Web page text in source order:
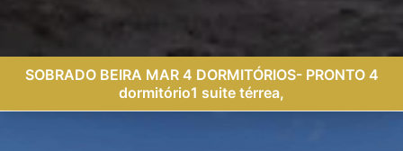
SOBRADO BEIRA MAR 4 DORMITÓRIOS- PRONTO 4
dormitório1 suite térrea,